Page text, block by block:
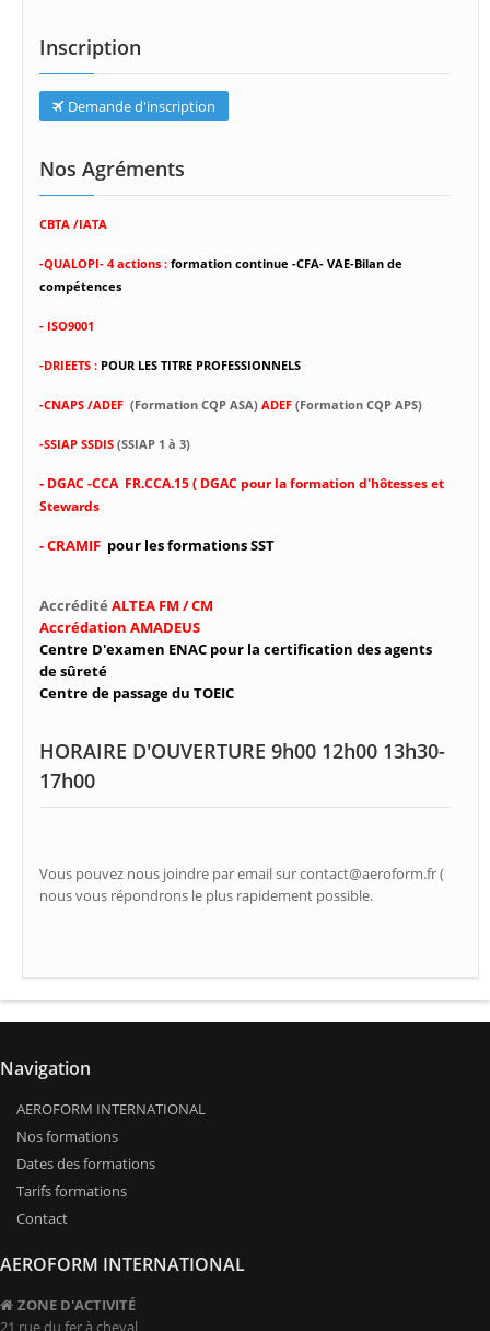
Inscription
Demande d'inscription
Nos Agréments
CBTA /IATA
-QUALOPI- 4 actions : formation continue -CFA- VAE-Bilan de
compétences
- ISO9001
-DRIEETS : POUR LES TITRE PROFESSIONNELS
-CNAPS /ADEF (Formation CQP ASA) ADEF (Formation CQP APS)
-SSIAP SSDIS (SSIAP 1 à 3)
- DGAC -CCA FR.CCA.15 ( DGAC pour la formation d'hôtesses et
Stewards
- CRAMIF pour les formations SST
Accrédité ALTEA FM / CM
Accrédation AMADEUS
Centre D'examen ENAC pour la certification des agents
de sûreté
Centre de passage du TOEIC
HORAIRE D'OUVERTURE 9h00 12h00 13h30-
17h00
Vous pouvez nous joindre par email sur contact@aeroform.fr (
nous vous répondrons le plus rapidement possible.
Navigation
AEROFORM INTERNATIONAL
Nos formations
Dates des formations
Tarifs formations
Contact
AEROFORM INTERNATIONAL
ZONE D'ACTIVITÉ
21 rue du fer à cheval